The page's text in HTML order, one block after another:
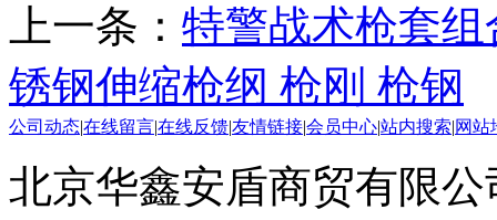
上一条： 特警战术枪套
锈钢伸缩枪纲 枪刚 枪钢
公司动态|在线留言|在线反馈|友情链接|会员中心|站内搜索|网站
北京华鑫安盾商贸有限